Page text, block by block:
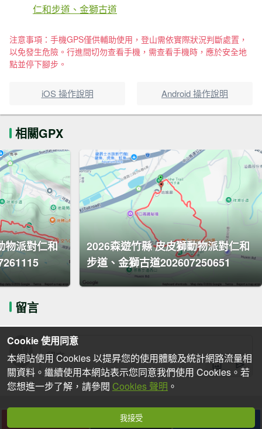
仁和步道、金獅古道
注意事項：手機GPS僅供輔助使用，登山需依實際狀況判斷處置，
以免發生危險。行進間切勿查看手機，需查看手機時，應於安全地
點並停下腳步。
iOS 操作說明 Android 操作說明
相關GPX
物派對仁和
2026森遊竹縣 皮皮獅動物派對仁和
步道、金獅古道202607250651
留言
下載
Cookie 使用同意
本網站使用 Cookies 以提昇您的使用體驗及統計網路流量相
關資料。繼續使用本網站表示您同意我們使用 Cookies。若
您想進一步了解，請參閱 Cookies 聲明 。
我接受